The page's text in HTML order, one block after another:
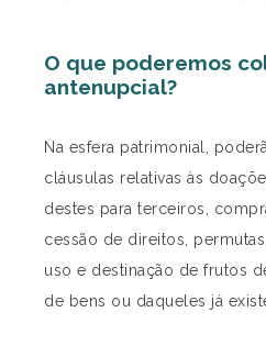
O que poderemos
antenupcial?
Na esfera patrimonial,
cláusulas relativas às
destes para terceiros,
cessão de direitos,
uso e destinação de frutos
de bens ou daqueles já